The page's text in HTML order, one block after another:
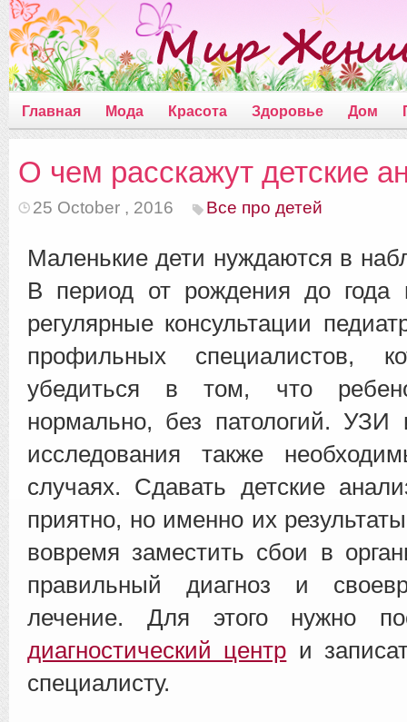
Главная Мода Красота Здоровье Дом
О чем расскажут детские
25 October , 2016 Все про детей
Маленькие дети нуждаются в
В период от рождения до года
регулярные консультации
профильных специалистов,
убедиться в том, что
нормально, без патологий. УЗИ
исследования также
случаях. Сдавать детские
приятно, но именно их
вовремя заместить сбои в
правильный диагноз и
лечение. Для этого нужно
диагностический центр и
специалисту.